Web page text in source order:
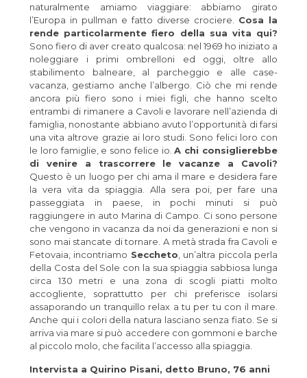
naturalmente amiamo viaggiare: abbiamo girato
l’Europa in pullman e fatto diverse crociere. Cosa la
rende particolarmente fiero della sua vita qui?
Sono fiero di aver creato qualcosa: nel 1969 ho iniziato a
noleggiare i primi ombrelloni ed oggi, oltre allo
stabilimento balneare, al parcheggio e alle case-
vacanza, gestiamo anche l’albergo. Ciò che mi rende
ancora più fiero sono i miei figli, che hanno scelto
entrambi di rimanere a Cavoli e lavorare nell’azienda di
famiglia, nonostante abbiano avuto l’opportunità di farsi
una vita altrove grazie ai loro studi. Sono felici loro con
le loro famiglie, e sono felice io.A chi consiglierebbe
di venire a trascorrere le vacanze a Cavoli?
Questo è un luogo per chi ama il mare e desidera fare
la vera vita da spiaggia. Alla sera poi, per fare una
passeggiata in paese, in pochi minuti si può
raggiungere in auto Marina di Campo. Ci sono persone
che vengono in vacanza da noi da generazioni e non si
sono mai stancate di tornare. A metà strada fra Cavoli e
Fetovaia, incontriamo Seccheto , un’altra piccola perla
della Costa del Sole con la sua spiaggia sabbiosa lunga
circa 130 metri e una zona di scogli piatti molto
accogliente, soprattutto per chi preferisce isolarsi
assaporando un tranquillo relax a tu per tu con il mare.
Anche qui i colori della natura lasciano senza fiato. Se si
arriva via mare si può accedere con gommoni e barche
al piccolo molo, che facilita l’accesso alla spiaggia.
Intervista a Quirino Pisani, detto Bruno, 76 anni